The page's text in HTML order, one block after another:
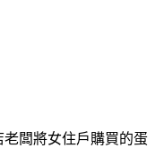
闆將女住戶購買的蛋